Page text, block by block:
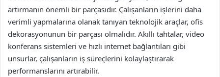
artırmanın önemli bir parçasıdır. Çalışanların işlerini daha
verimli yapmalarına olanak tanıyan teknolojik araçlar, ofis
dekorasyonunun bir parçası olmalıdır. Akıllı tahtalar, video
konferans sistemleri ve hızlı internet bağlantıları gibi
unsurlar, çalışanların iş süreçlerini kolaylaştırarak
performanslarını artırabilir.